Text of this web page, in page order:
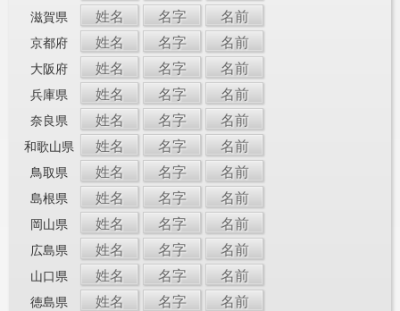
滋賀県 姓名 名字 名前
京都府 姓名 名字 名前
大阪府 姓名 名字 名前
兵庫県 姓名 名字 名前
奈良県 姓名 名字 名前
和歌山県 姓名 名字 名前
鳥取県 姓名 名字 名前
島根県 姓名 名字 名前
岡山県 姓名 名字 名前
広島県 姓名 名字 名前
山口県 姓名 名字 名前
徳島県 姓名 名字 名前